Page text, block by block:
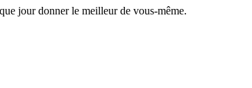
jour donner le meilleur de vous-même.